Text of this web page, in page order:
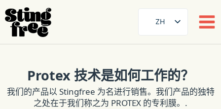
ZH
SE
DE
FR
ES
Protex 技术是如何工作的？
我们的产品以 Stingfree 为名进行销售。我们产品的独特
之处在于我们称之为 PROTEX 的专利膜。.